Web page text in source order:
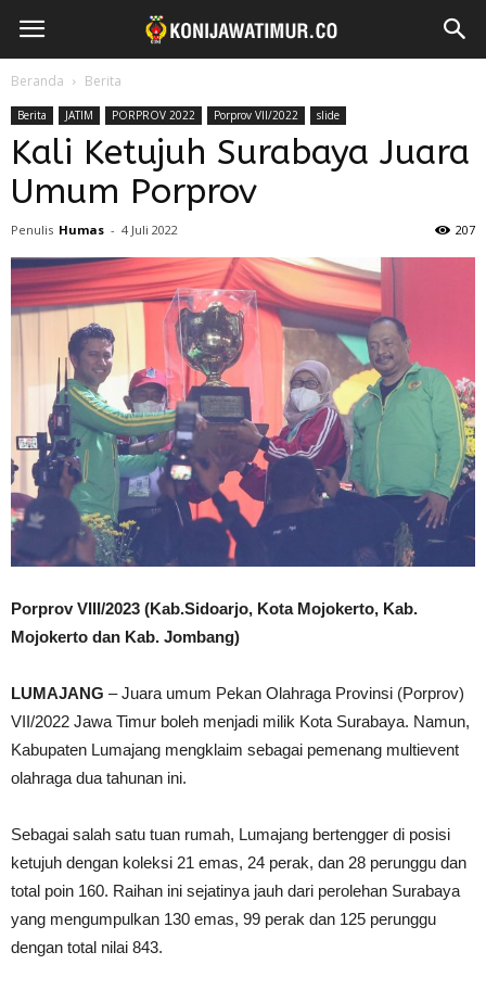
Beranda Berita
Berita JATIM PORPROV 2022 Porprov VII/2022 slide
Kali Ketujuh Surabaya Juara
Umum Porprov
Penulis Humas - 4 Juli 2022 207
Porprov VIII/2023 (Kab.Sidoarjo, Kota Mojokerto, Kab.
Mojokerto dan Kab. Jombang)
LUMAJANG – Juara umum Pekan Olahraga Provinsi (Porprov)
VII/2022 Jawa Timur boleh menjadi milik Kota Surabaya. Namun,
Kabupaten Lumajang mengklaim sebagai pemenang multievent
olahraga dua tahunan ini.
Sebagai salah satu tuan rumah, Lumajang bertengger di posisi
ketujuh dengan koleksi 21 emas, 24 perak, dan 28 perunggu dan
total poin 160. Raihan ini sejatinya jauh dari perolehan Surabaya
yang mengumpulkan 130 emas, 99 perak dan 125 perunggu
dengan total nilai 843.